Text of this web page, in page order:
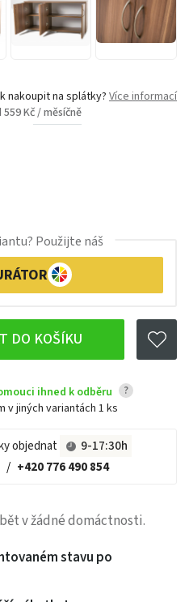
nakoupit na splátky? Více informací
559 Kč / měsíčně
DO KOŠÍKU
Použijte náš
ihned k odběru ?
v jiných variantách 1 ks
objednat
9-17:30h
/ +420 776 490 854
v žádné domáctnosti.
stavu po